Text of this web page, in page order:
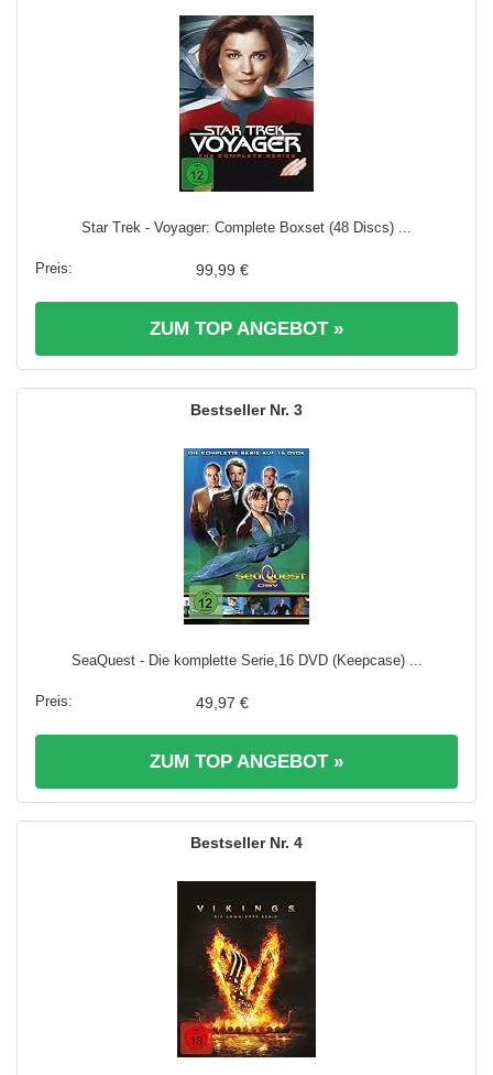
Star Trek - Voyager: Complete Boxset (48 Discs) ...
99,99 €
ZUM TOP ANGEBOT »
3
SeaQuest - Die komplette Serie,16 DVD (Keepcase) ...
49,97 €
ZUM TOP ANGEBOT »
4